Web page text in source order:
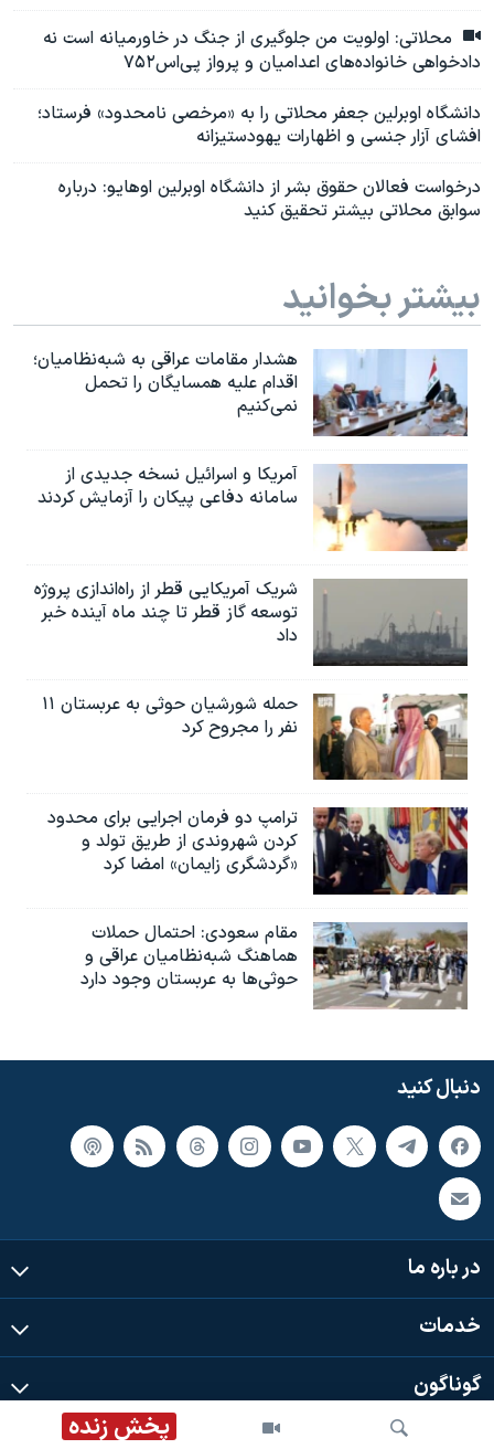
پخش زنده
محلاتی: اولویت من جلوگیری از جنگ در خاورمیانه است نه
دادخواهی خانواده‌های اعدامیان و پرواز پی‌اس۷۵۲
دانشگاه اوبرلین جعفر محلاتی را به «مرخصی نامحدود» فرستاد؛
افشای آزار جنسی و اظهارات یهودستیزانه
درخواست فعالان حقوق بشر از دانشگاه اوبرلین اوهایو: درباره
سوابق محلاتی بیشتر تحقیق کنید
بیشتر بخوانید
هشدار مقامات عراقی به شبه‌نظامیان؛
اقدام علیه همسایگان را تحمل
نمی‌کنیم
آمریکا و اسرائیل نسخه جدیدی از
سامانه دفاعی پیکان را آزمایش کردند
شریک آمریکایی قطر از راه‌اندازی پروژه
توسعه گاز قطر تا چند ماه آینده خبر
داد
حمله شورشیان حوثی به عربستان ۱۱
نفر را مجروح کرد
ترامپ دو فرمان اجرایی برای محدود
کردن شهروندی از طریق تولد و
«گردشگری زایمان» امضا کرد
مقام سعودی: احتمال حملات
هماهنگ شبه‌نظامیان عراقی و
حوثی‌ها به عربستان وجود دارد
دنبال کنید
در باره ما
خدمات
گوناگون